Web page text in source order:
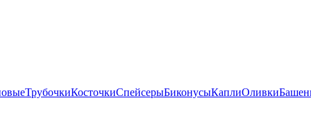
ТрубочкиКосточкиСпейсерыБиконусыКаплиОливки